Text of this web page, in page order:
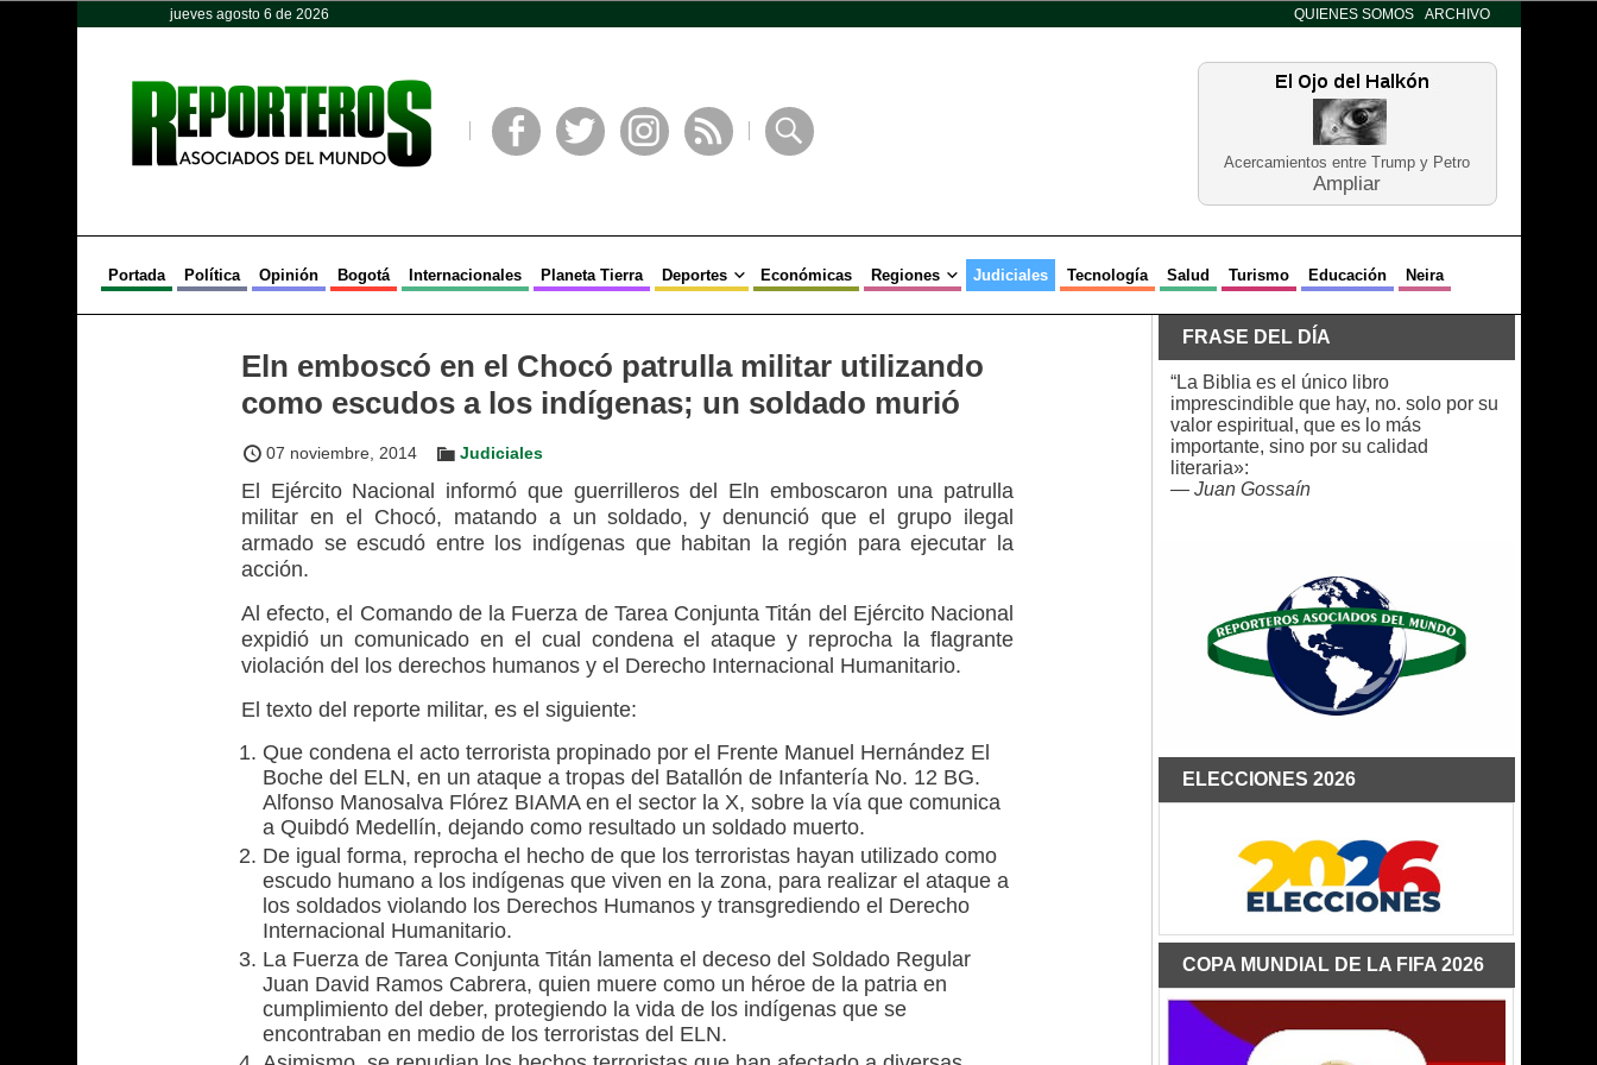
jueves agosto 6 de 2026 QUIENES SOMOS ARCHIVO
Acercamientos entre Trump y Petro
Ampliar
Portada Política Opinión Bogotá Internacionales Planeta Tierra Deportes Económicas Regiones Judiciales Tecnología Salud Turismo Educación Neira
Eln emboscó en el Chocó patrulla militar utilizando
como escudos a los indígenas; un soldado murió
07 noviembre, 2014 Judiciales
El Ejército Nacional informó que guerrilleros del Eln emboscaron una patrulla
militar en el Chocó, matando a un soldado, y denunció que el grupo ilegal
armado se escudó entre los indígenas que habitan la región para ejecutar la
acción.
Al efecto, el Comando de la Fuerza de Tarea Conjunta Titán del Ejército Nacional
expidió un comunicado en el cual condena el ataque y reprocha la flagrante
violación del los derechos humanos y el Derecho Internacional Humanitario.
El texto del reporte militar, es el siguiente:
Que condena el acto terrorista propinado por el Frente Manuel Hernández El
Boche del ELN, en un ataque a tropas del Batallón de Infantería No. 12 BG.
Alfonso Manosalva Flórez BIAMA en el sector la X, sobre la vía que comunica
a Quibdó Medellín, dejando como resultado un soldado muerto.
De igual forma, reprocha el hecho de que los terroristas hayan utilizado como
escudo humano a los indígenas que viven en la zona, para realizar el ataque a
los soldados violando los Derechos Humanos y transgrediendo el Derecho
Internacional Humanitario.
La Fuerza de Tarea Conjunta Titán lamenta el deceso del Soldado Regular
Juan David Ramos Cabrera, quien muere como un héroe de la patria en
cumplimiento del deber, protegiendo la vida de los indígenas que se
encontraban en medio de los terroristas del ELN.
FRASE DEL DÍA
“La Biblia es el único libro
imprescindible que hay, no. solo por su
valor espiritual, que es lo más
importante, sino por su calidad
literaria»:
— Juan Gossaín
ELECCIONES 2026
COPA MUNDIAL DE LA FIFA 2026
Opinión Política